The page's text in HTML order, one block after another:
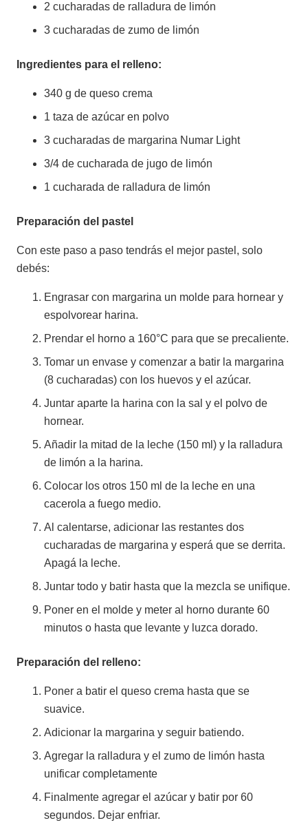
2 cucharadas de ralladura de limón
3 cucharadas de zumo de limón
Ingredientes para el relleno:
340 g de queso crema
1 taza de azúcar en polvo
3 cucharadas de margarina Numar Light
3/4 de cucharada de jugo de limón
1 cucharada de ralladura de limón
Preparación del pastel
Con este paso a paso tendrás el mejor pastel, solo
debés:
Engrasar con margarina un molde para hornear y
espolvorear harina.
Prendar el horno a 160°C para que se precaliente.
Tomar un envase y comenzar a batir la margarina
(8 cucharadas) con los huevos y el azúcar.
Juntar aparte la harina con la sal y el polvo de
hornear.
Añadir la mitad de la leche (150 ml) y la ralladura
de limón a la harina.
Colocar los otros 150 ml de la leche en una
cacerola a fuego medio.
Al calentarse, adicionar las restantes dos
cucharadas de margarina y esperá que se derrita.
Apagá la leche.
Juntar todo y batir hasta que la mezcla se unifique.
Poner en el molde y meter al horno durante 60
minutos o hasta que levante y luzca dorado.
Preparación del relleno:
Poner a batir el queso crema hasta que se
suavice.
Adicionar la margarina y seguir batiendo.
Agregar la ralladura y el zumo de limón hasta
unificar completamente
Finalmente agregar el azúcar y batir por 60
segundos. Dejar enfriar.